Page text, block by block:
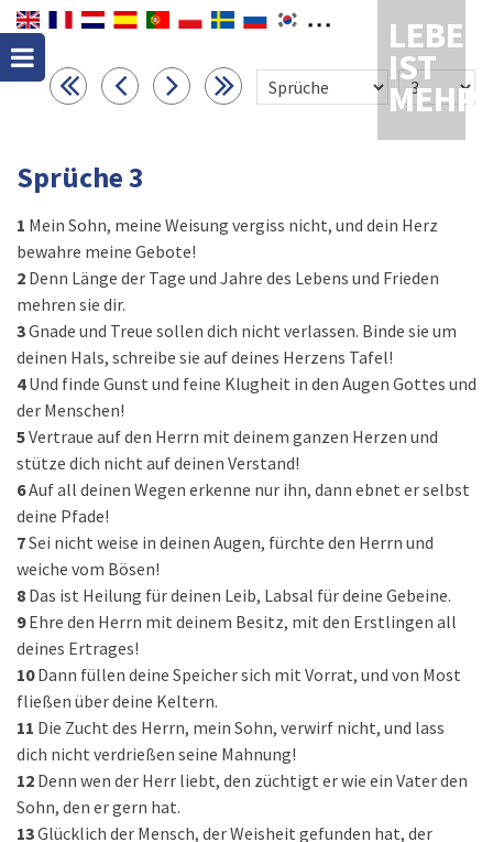
LEBEN
IST
MEHR
Sprüche 3
1 Mein Sohn, meine Weisung vergiss nicht, und dein Herz
bewahre meine Gebote!
2 Denn Länge der Tage und Jahre des Lebens und Frieden
mehren sie dir.
3Gnade und Treue sollen dich nicht verlassen. Binde sie um
deinen Hals, schreibe sie auf deines Herzens Tafel!
4 Und finde Gunst und feine Klugheit in den Augen Gottes und
der Menschen!
5Vertraue auf den Herrn mit deinem ganzen Herzen und
stütze dich nicht auf deinen Verstand!
6Auf all deinen Wegen erkenne nur ihn, dann ebnet er selbst
deine Pfade!
7Sei nicht weise in deinen Augen, fürchte den Herrn und
weiche vom Bösen!
8 Das ist Heilung für deinen Leib, Labsal für deine Gebeine.
9 Ehre den Herrn mit deinem Besitz, mit den Erstlingen all
deines Ertrages!
10 Dann füllen deine Speicher sich mit Vorrat, und von Most
fließen über deine Keltern.
11 Die Zucht des Herrn, mein Sohn, verwirf nicht, und lass
dich nicht verdrießen seine Mahnung!
12 Denn wen der Herr liebt, den züchtigt er wie ein Vater den
Sohn, den er gern hat.
13Glücklich der Mensch, der Weisheit gefunden hat, der